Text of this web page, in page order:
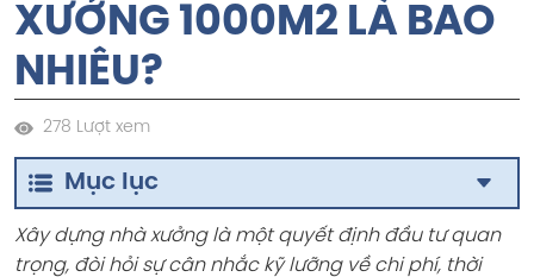
XƯỞNG 1000M2 LÀ BAO
NHIÊU?
278 Lượt xem
Mục lục
Xây dựng nhà xưởng là một quyết định đầu tư quan
trọng, đòi hỏi sự cân nhắc kỹ lưỡng về chi phí, thời